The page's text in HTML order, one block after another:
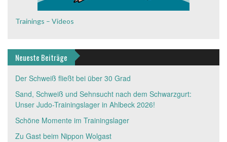
Trainings – Videos
Neueste Beiträge
Der Schweiß fließt bei über 30 Grad
Sand, Schweiß und Sehnsucht nach dem Schwarzgurt:
Unser Judo-Trainingslager in Ahlbeck 2026!
Schöne Momente im Trainingslager
Zu Gast beim Nippon Wolgast